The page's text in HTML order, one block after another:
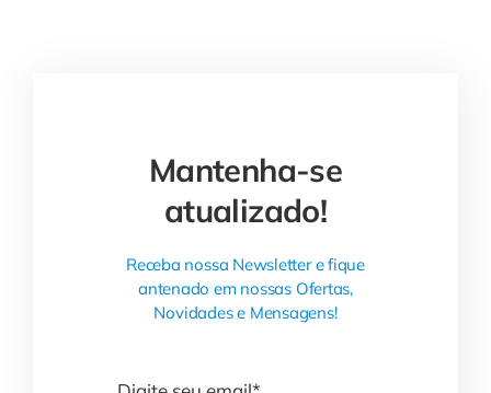
Mantenha-se
atualizado!
Receba nossa Newsletter e fique
antenado em nossas Ofertas,
Novidades e Mensagens!